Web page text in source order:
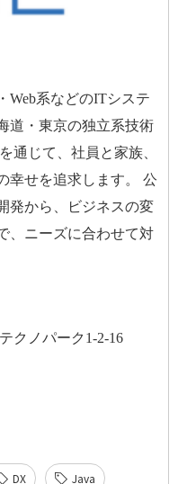
Web系などのITシステ
道・東京の独立系技術
通じて、社員と家族、
幸せを追求します。 公
発から、ビジネスの変
、ニーズに合わせて対
クノパーク 1-2-16
DX Java